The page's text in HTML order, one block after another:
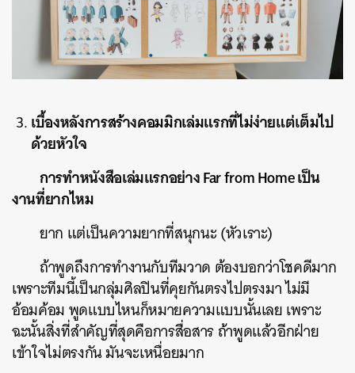
เบื้องหลังการสร้างคอมมิกเล่มแรกที่ไม่ง่ายแต่เต็มไป
ด้วยหัวใจ
การทำหนังสือเล่มแรกอย่าง Far from Home เป็น
งานที่ยากไหม
ยาก แต่เป็นความยากที่สนุกนะ (หัวเราะ)
ถ้าพูดถึงการทำงานกับทีมวาด ต้องบอกว่าโชคดีมาก
เพราะทีมนี้เป็นกลุ่มศิลปินที่คุยกันตรงไปตรงมา ไม่มี
อ้อมค้อม พูดแบบไหนก็หมายความแบบนั้นเลย เพราะ
ฉะนั้นสิ่งที่สำคัญที่สุดคือการสื่อสาร ถ้าพูดแล้วอีกฝ่าย
เข้าใจไม่ตรงกัน มันจะเหนื่อยมาก